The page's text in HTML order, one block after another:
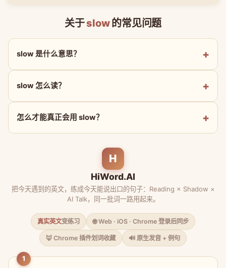
关于slow的常见问题
slow 是什么意思？
slow 怎么读？
怎么才能真正会用 slow？
H
HiWord.AI
把今天遇到的英文，练成今天能说出口的句子：Reading × Shadow ×
AI Talk，同一批词一路用起来。
真实英文变练习 🌐 Web · iOS · Chrome 登录后同步
🦊 Chrome 插件划词收藏 🔊 原生发音 + 例句
1